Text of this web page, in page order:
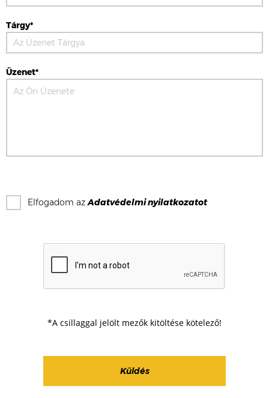
Tárgy*
Üzenet*
Elfogadom azAdatvédelmi nyilatkozatot
*A csillaggal jelölt mezők kitöltése kötelező!